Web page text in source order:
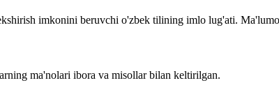
imkonini beruvchi o'zbek tilining imlo lug'ati.
ma'nolari ibora va misollar bilan keltirilgan.